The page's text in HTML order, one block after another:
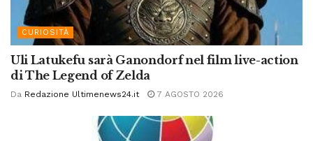
CURIOSITÀ
Uli Latukefu sarà Ganondorf nel film live-action
di The Legend of Zelda
Da Redazione Ultimenews24.it 7 AGOSTO 2026